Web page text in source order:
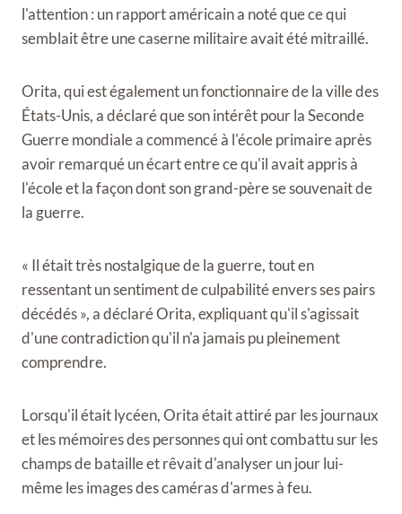
l'attention : un rapport américain a noté que ce qui
semblait être une caserne militaire avait été mitraillé.
Orita, qui est également un fonctionnaire de la ville des
États-Unis, a déclaré que son intérêt pour la Seconde
Guerre mondiale a commencé à l'école primaire après
avoir remarqué un écart entre ce qu'il avait appris à
l'école et la façon dont son grand-père se souvenait de
la guerre.
« Il était très nostalgique de la guerre, tout en
ressentant un sentiment de culpabilité envers ses pairs
décédés », a déclaré Orita, expliquant qu'il s'agissait
d'une contradiction qu'il n'a jamais pu pleinement
comprendre.
Lorsqu'il était lycéen, Orita était attiré par les journaux
et les mémoires des personnes qui ont combattu sur les
champs de bataille et rêvait d'analyser un jour lui-
même les images des caméras d'armes à feu.